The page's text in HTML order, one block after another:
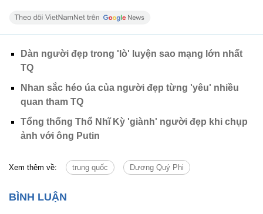
Dàn người đẹp trong 'lò' luyện sao mạng lớn nhất
TQ
Nhan sắc héo úa của người đẹp từng 'yêu' nhiều
quan tham TQ
Tổng thống Thổ Nhĩ Kỳ 'giành' người đẹp khi chụp
ảnh với ông Putin
Xem thêm về: trung quốc Dương Quý Phi